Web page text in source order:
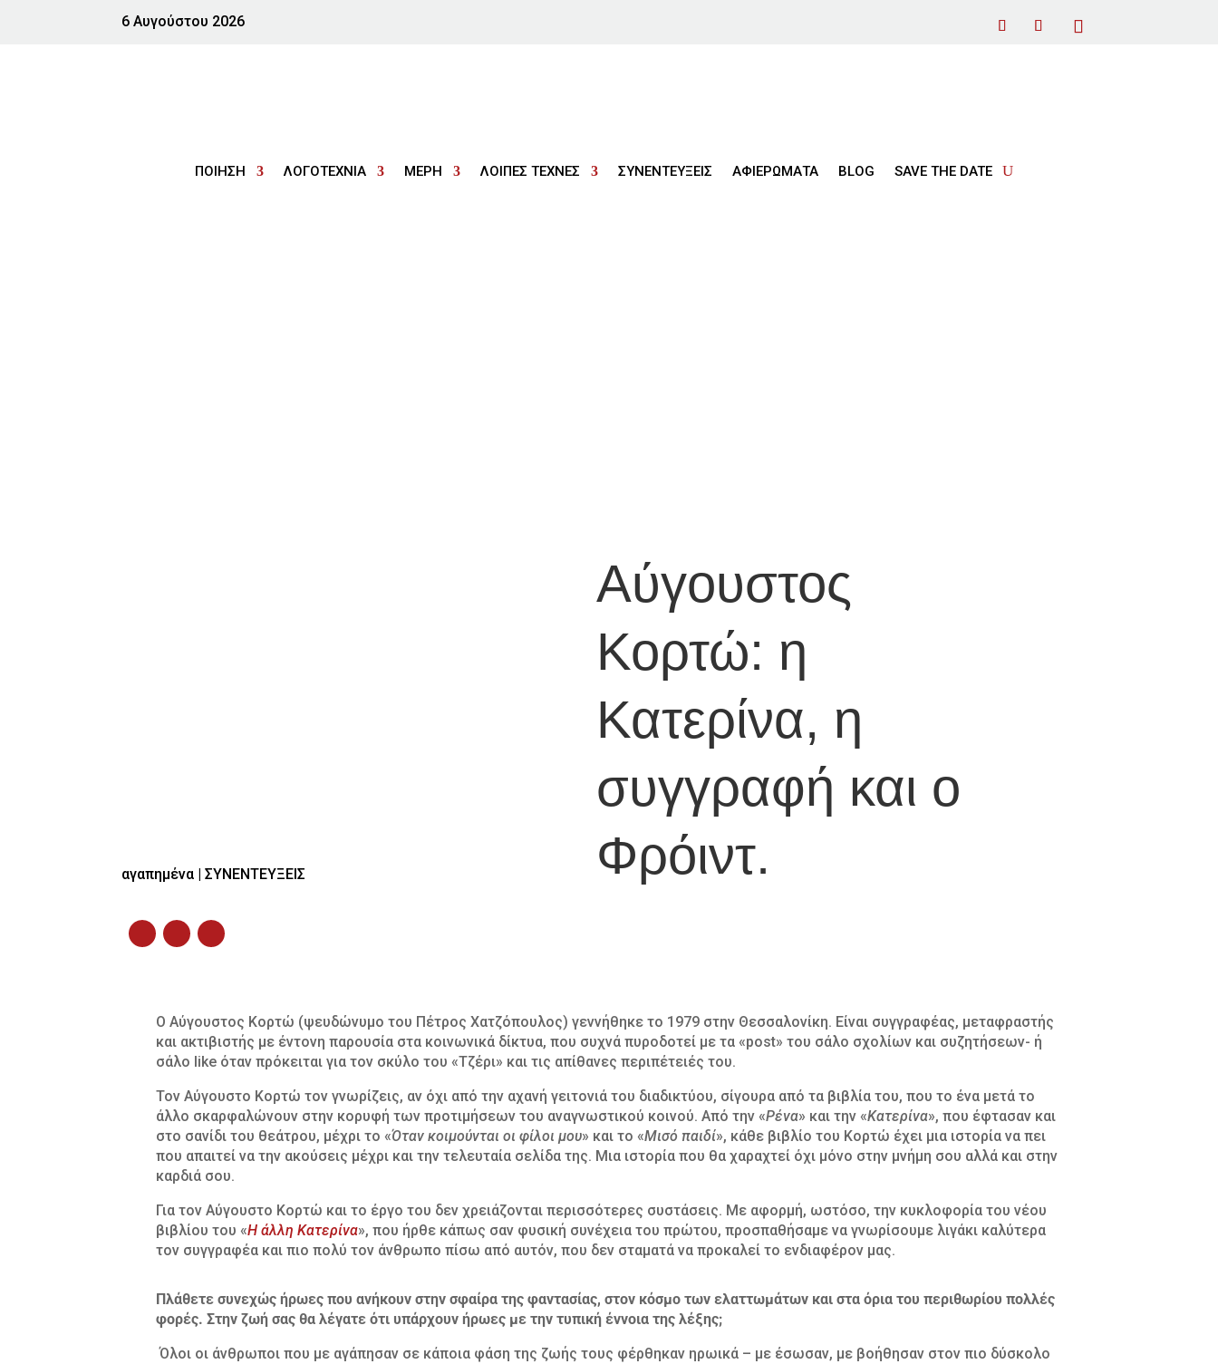
6 Αυγούστου 2026
ΠΟΙΗΣΗ ΛΟΓΟΤΕΧΝΙΑ ΜΕΡΗ ΛΟΙΠΕΣ ΤΕΧΝΕΣ ΣΥΝΕΝΤΕΥΞΕΙΣ ΑΦΙΕΡΩΜΑΤΑ BLOG SAVE THE DATE
αγαπημένα |ΣΥΝΕΝΤΕΥΞΕΙΣ
Αύγουστος
Κορτώ: η
Κατερίνα, η
συγγραφή και ο
Φρόιντ.
Ο Αύγουστος Κορτώ (ψευδώνυμο του Πέτρος Χατζόπουλος) γεννήθηκε το 1979 στην Θεσσαλονίκη. Είναι συγγραφέας, μεταφραστής
και ακτιβιστής με έντονη παρουσία στα κοινωνικά δίκτυα, που συχνά πυροδοτεί με τα «post» του σάλο σχολίων και συζητήσεων- ή
σάλο like όταν πρόκειται για τον σκύλο του «Τζέρι» και τις απίθανες περιπέτειές του.
Τον Αύγουστο Κορτώ τον γνωρίζεις, αν όχι από την αχανή γειτονιά του διαδικτύου, σίγουρα από τα βιβλία του, που το ένα μετά το
άλλο σκαρφαλώνουν στην κορυφή των προτιμήσεων του αναγνωστικού κοινού. Από την «Ρένα» και την «Κατερίνα», που έφτασαν και
στο σανίδι του θεάτρου, μέχρι το «Όταν κοιμούνται οι φίλοι μου» και το «Μισό παιδί», κάθε βιβλίο του Κορτώ έχει μια ιστορία να πει
που απαιτεί να την ακούσεις μέχρι και την τελευταία σελίδα της. Μια ιστορία που θα χαραχτεί όχι μόνο στην μνήμη σου αλλά και στην
καρδιά σου.
Για τον Αύγουστο Κορτώ και το έργο του δεν χρειάζονται περισσότερες συστάσεις. Με αφορμή, ωστόσο, την κυκλοφορία του νέου
βιβλίου του «Η άλλη Κατερίνα», που ήρθε κάπως σαν φυσική συνέχεια του πρώτου, προσπαθήσαμε να γνωρίσουμε λιγάκι καλύτερα
τον συγγραφέα και πιο πολύ τον άνθρωπο πίσω από αυτόν, που δεν σταματά να προκαλεί το ενδιαφέρον μας.
Πλάθετε συνεχώς ήρωες που ανήκουν στην σφαίρα της φαντασίας, στον κόσμο των ελαττωμάτων και στα όρια του περιθωρίου πολλές
φορές. Στην ζωή σας θα λέγατε ότι υπάρχουν ήρωες με την τυπική έννοια της λέξης;
Όλοι οι άνθρωποι που με αγάπησαν σε κάποια φάση της ζωής τους φέρθηκαν ηρωικά – με έσωσαν, με βοήθησαν στον πιο δύσκολο